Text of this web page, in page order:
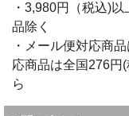
・3,980円（税込)
品除く
・メール便対応商
応商品は全国276円
ら